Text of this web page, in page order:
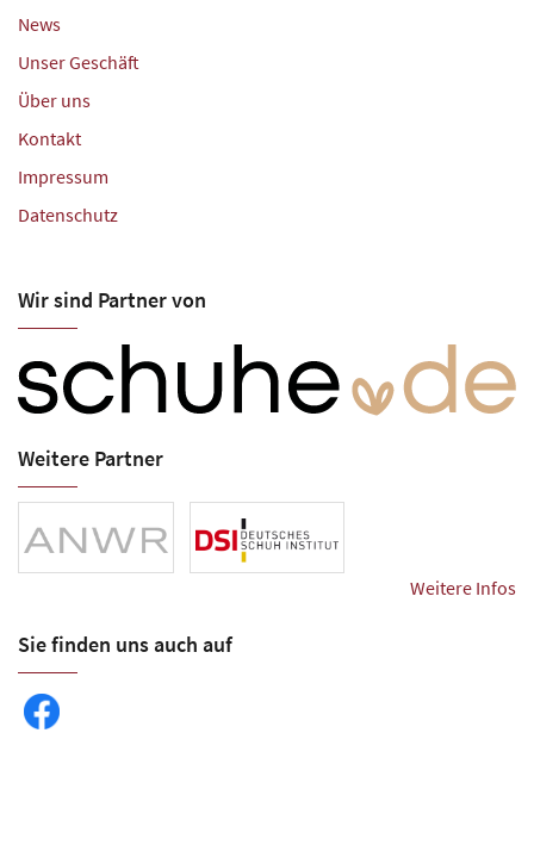
News
Unser Geschäft
Über uns
Kontakt
Impressum
Datenschutz
Wir sind Partner von
Weitere Partner
Weitere Infos
Sie finden uns auch auf